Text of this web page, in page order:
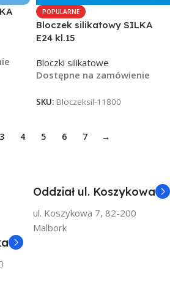
POPULARNE
Bloczek silikatowy SILKA
E24 kl.15
Bloczki silikatowe
Dostępne na zamówienie
SKU: Bloczeksil-11800
3 4 5 6 7 →
Oddział ul. Koszykowa
ul. Koszykowa 7, 82-200
Malbork